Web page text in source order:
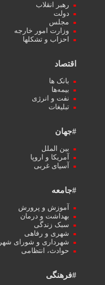
رهبر انقلاب
دولت
مجلس
وزارت امور خارجه
احزاب و تشکلها
اقتصاد
بانک ها
بیمه‌ها
نفت و انرژی
تبلیغات
#جهان
بین الملل
آمریکا و اروپا
آسیای غربی
#جامعه
آموزش و پرورش
بهداشت و درمان
سبک زندگی
شهری و رفاهی
شهرداری و شورای شهر
حوادث، انتظامی
#فرهنگی